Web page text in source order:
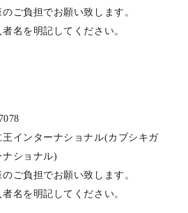
ご負担でお願い致します。
名を明記してください。
インターナショナル(カブシキガ
ショナル)
ご負担でお願い致します。
名を明記してください。